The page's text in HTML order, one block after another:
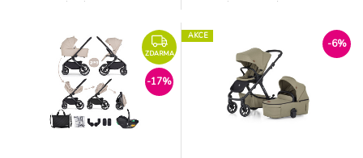
kočárek ICON 2v1.
Představuje vrchol designu,
funkčnosti a pohodlí. Tento
ikonický model je pravou
vlajkovou lodí nabídky
kočárků Petite&Mars, navržen
každodenních procházkách i
rodinných výletech. Skládací
korbičku složíte jednou rukou
přímo na kočárku, čímž
ušetříte místo doma i čas při
manipulaci. Sklád
ZDARMA
-17%
AKCE
-6%